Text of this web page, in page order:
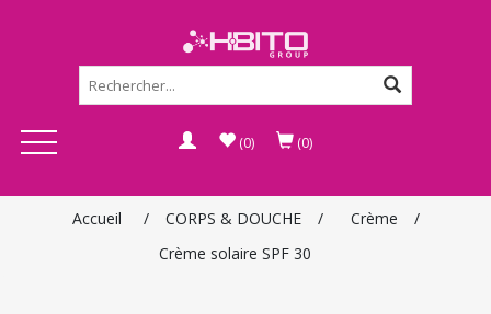
(0) (0)
Accueil / CORPS & DOUCHE / Crème
/
Crème solaire SPF 30